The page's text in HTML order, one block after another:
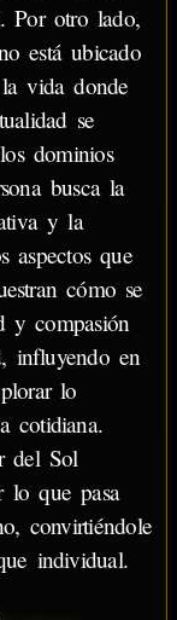
Por otro lado,
está ubicado
vida donde
se
dominios
busca la
y la
aspectos que
cómo se
y compasión
influyendo en
lo
cotidiana.
del Sol
lo que pasa
convirtiéndole
individual.